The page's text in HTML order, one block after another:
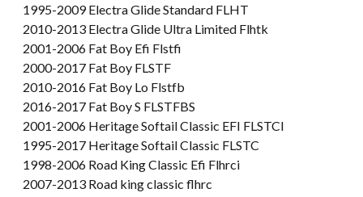
1995-2009 Electra Glide Standard FLHT
2010-2013 Electra Glide Ultra Limited Flhtk
2001-2006 Fat Boy Efi Flstfi
2000-2017 Fat Boy FLSTF
2010-2016 Fat Boy Lo Flstfb
2016-2017 Fat Boy S FLSTFBS
2001-2006 Heritage Softail Classic EFI FLSTCI
1995-2017 Heritage Softail Classic FLSTC
1998-2006 Road King Classic Efi Flhrci
2007-2013 Road king classic flhrc